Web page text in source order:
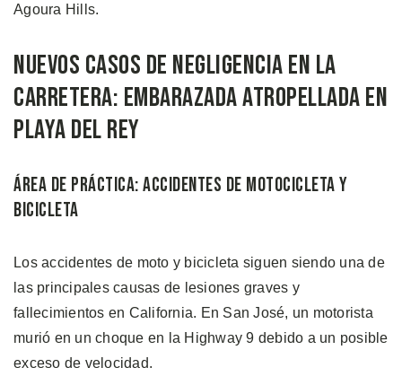
Agoura Hills.
Nuevos Casos de Negligencia en la
Carretera: Embarazada Atropellada en
Playa del Rey
Área de Práctica: Accidentes de Motocicleta y
Bicicleta
Los accidentes de moto y bicicleta siguen siendo una de
las principales causas de lesiones graves y
fallecimientos en California. En San José, un motorista
murió en un choque en la Highway 9 debido a un posible
exceso de velocidad.